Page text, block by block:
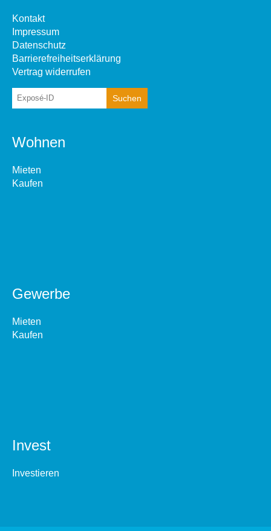
Kontakt
Impressum
Datenschutz
Barrierefreiheitserklärung
Vertrag widerrufen
Wohnen
Mieten
Kaufen
Gewerbe
Mieten
Kaufen
Invest
Investieren